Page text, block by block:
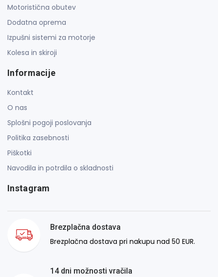
Motoristična obutev
Dodatna oprema
Izpušni sistemi za motorje
Kolesa in skiroji
Informacije
Kontakt
O nas
Splošni pogoji poslovanja
Politika zasebnosti
Piškotki
Navodila in potrdila o skladnosti
Instagram
Brezplačna dostava
Brezplačna dostava pri nakupu nad 50 EUR.
14 dni možnosti vračila